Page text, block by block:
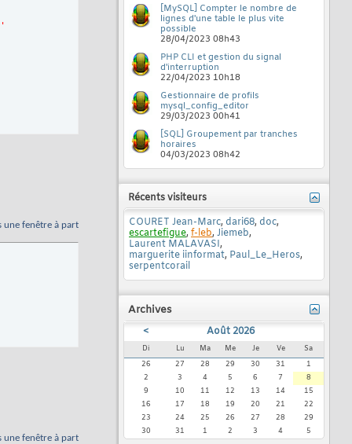
une fenêtre à part
une fenêtre à part
[MySQL] Compter le nombre de
lignes d'une table le plus vite
possible
28/04/2023 08h43
PHP CLI et gestion du signal
d'interruption
22/04/2023 10h18
Gestionnaire de profils
mysql_config_editor
29/03/2023 00h41
[SQL] Groupement par tranches
horaires
04/03/2023 08h42
Récents visiteurs
COURET Jean-Marc, dari68, doc,
escartefigue, f-leb, Jiemeb,
Laurent MALAVASI,
marguerite iinformat, Paul_Le_Heros,
serpentcorail
Archives
< Août 2026
Di Lu Ma Me Je Ve
Sa
26
27 28 29 30 31
1
2
3 4 5 6 7
8
9
10 11 12 13 14
15
16
17 18 19 20 21
22
23
24 25 26 27 28
29
30
31 1 2 3 4 5